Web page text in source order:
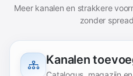
Meer kanalen en strakkere
zonder
Kanalen